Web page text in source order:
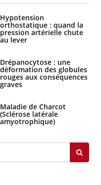
Hypotension
orthostatique : quand la
pression artérielle chute
au lever
Drépanocytose : une
déformation des globules
rouges aux conséquences
graves
Maladie de Charcot
(Sclérose latérale
amyotrophique)